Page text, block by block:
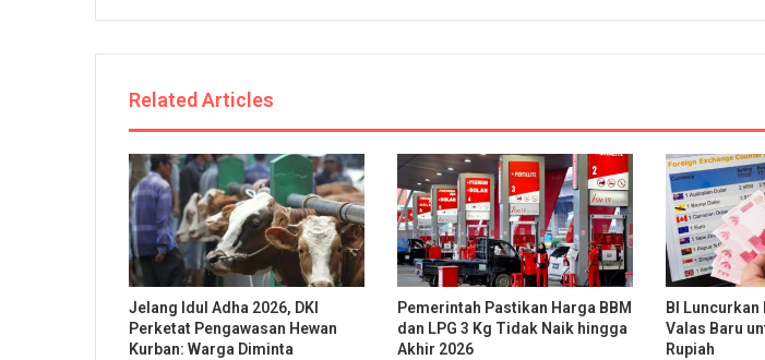
Related Articles
Jelang Idul Adha 2026, DKI
Perketat Pengawasan Hewan
Kurban: Warga Diminta
Pemerintah Pastikan Harga BBM
dan LPG 3 Kg Tidak Naik hingga
Akhir 2026
BI
Valas Baru
Rupiah